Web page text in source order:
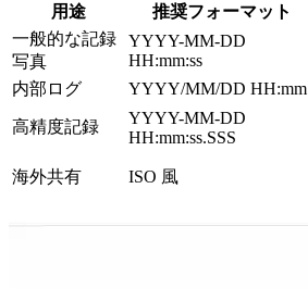
用途 推奨フォーマット
一般的な記録
写真
YYYY-MM-DD
HH:mm:ss
内部ログ
YYYY/MM/DD HH:mm
高精度記録
YYYY-MM-DD
HH:mm:ss.SSS
海外共有 ISO 風